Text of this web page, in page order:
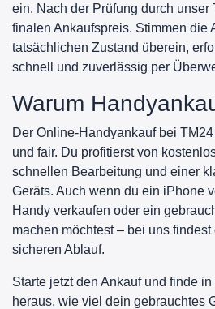
ein. Nach der Prüfung durch unser
finalen Ankaufspreis. Stimmen die
tatsächlichen Zustand überein,
schnell und zuverlässig per
Warum
Der Online-Handyankauf bei
und fair. Du profitierst von
schnellen Bearbeitung und einer
Geräts. Auch wenn du ein iPhone
Handy verkaufen oder ein
machen möchtest – bei uns
sicheren Ablauf.
Starte jetzt den Ankauf und finde
heraus, wie viel dein gebrauchtes